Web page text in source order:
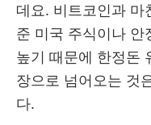
데요. 비트코인과 마
준 미국 주식이나 안
높기 때문에 한정돈
장으로 넘어오는 것
다.